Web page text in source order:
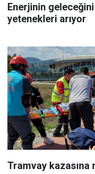
Enerjinin
yetenekleri arıyor
Tramvay kazasına